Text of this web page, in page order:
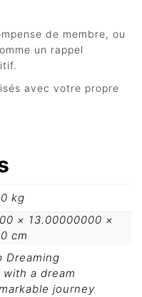
de membre, ou
un rappel
avec votre propre
kg
× 13.00000000 ×
cm
Dreaming
a dream
journey